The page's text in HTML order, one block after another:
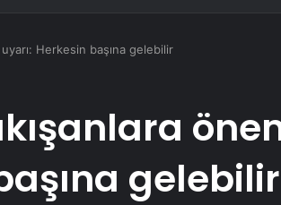
uyarı: Herkesin başına gelebilir
gelebilir